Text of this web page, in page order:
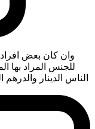
وان كان بعض
للجنس المراد بها
الناس الدينار